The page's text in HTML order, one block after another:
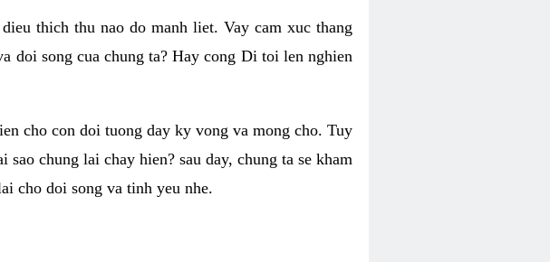
thich thu nao do manh liet. Vay cam xuc thang
doi song cua chung ta? Hay cong Di toi len nghien
cho con doi tuong day ky vong va mong cho. Tuy
chung lai chay hien? sau day, chung ta se kham
cho doi song va tinh yeu nhe.